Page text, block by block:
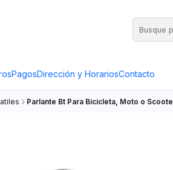
PagosDirección y HorariosContacto
Parlante Bt Para Bicicleta, Moto o